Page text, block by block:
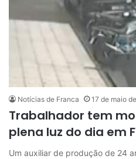
Notícias de Franca 17 de maio
Trabalhador tem
plena luz do dia em
Um auxiliar de produção de 24